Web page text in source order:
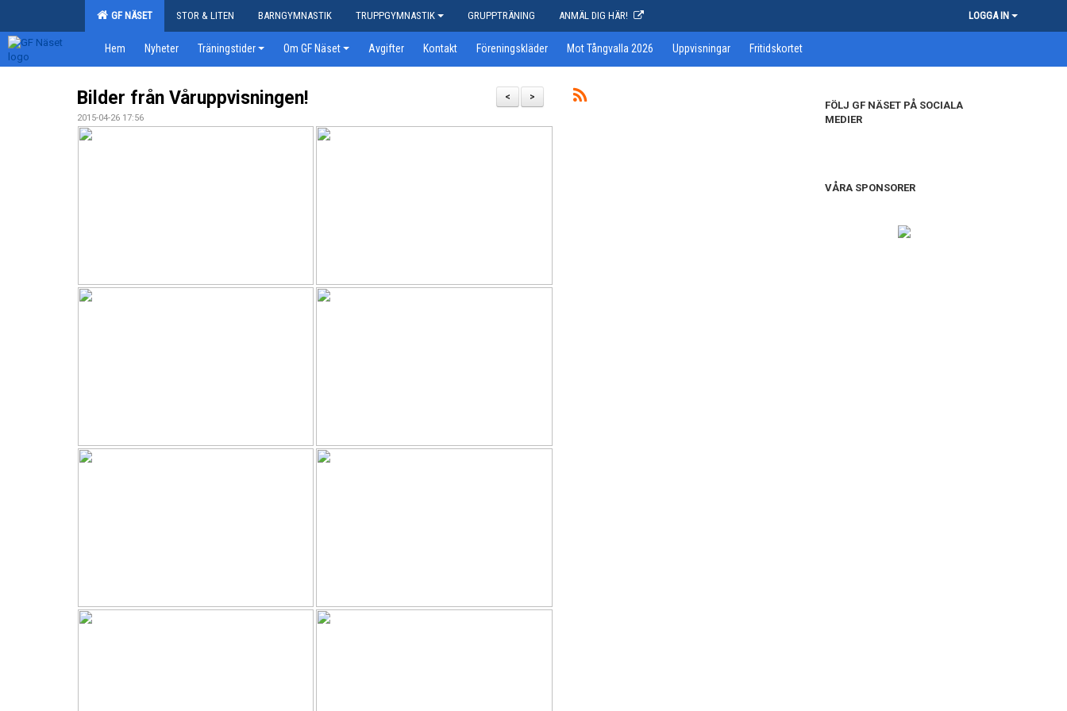
GF NÄSET STOR & LITEN BARNGYMNASTIK TRUPPGYMNASTIK GRUPPTRÄNING ANMÄL DIG HÄR! LOGGA IN
Hem Nyheter Träningstider Om GF Näset Avgifter Kontakt Föreningskläder Mot Tångvalla 2026 Uppvisningar Fritidskortet
>
<
Bilder från Våruppvisningen!
2015-04-26 17:56
FÖLJ GF NÄSET PÅ SOCIALA
MEDIER
VÅRA SPONSORER